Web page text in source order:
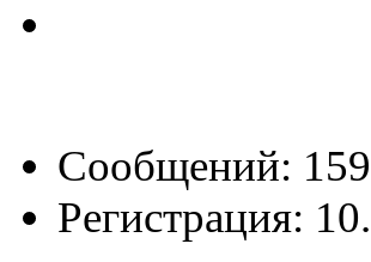
Сообщений:
Регистрация: